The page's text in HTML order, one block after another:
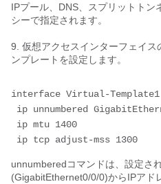
IPプール、DNS、スプリットトン
シーで指定されます。
9. 仮想アクセスインターフェイス
ンプレートを設定します。
interface Virtual-
ip unnumbered
ip mtu 1400
ip tcp adjust-mss 1300
unnumberedコマンドは、設定さ
(GigabitEthernet0/0/0)からIPアド